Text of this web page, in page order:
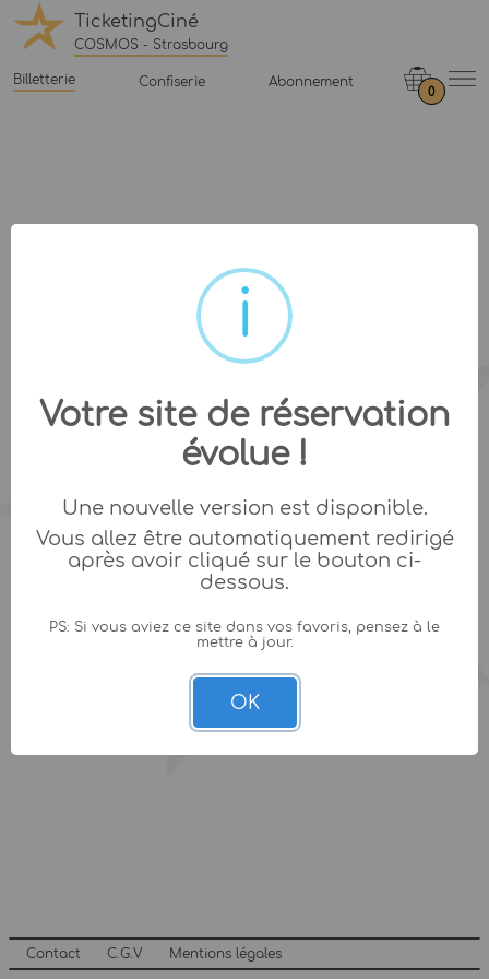
TicketingCiné
COSMOS - Strasbourg
Billetterie Confiserie Abonnement
0
Contact C.G.V Mentions légales
Votre site de réservation
évolue !
Une nouvelle version est disponible.
Vous allez être automatiquement redirigé
après avoir cliqué sur le bouton ci-
dessous.
PS: Si vous aviez ce site dans vos favoris, pensez à le
mettre à jour.
OK